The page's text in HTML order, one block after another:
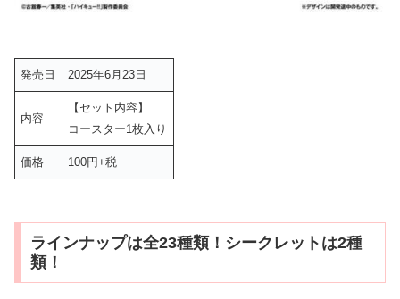
発売日 2025年6月23日
内容
【セット内容】
コースター1枚入り
価格 100円+税
ラインナップは全23種類！シークレットは2種
類！